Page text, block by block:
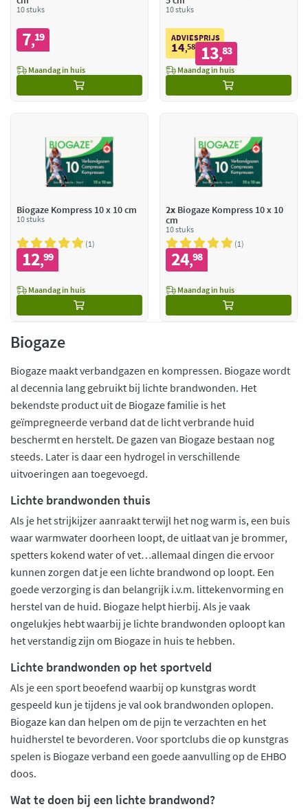
10 stuks
7,19
Maandag in huis
10 stuks
ADVIESPRIJS
14,58 13,83
Maandag in huis
Biogaze Kompress 10 x 10 cm
10 stuks
1
12,99
Maandag in huis
2xBiogaze Kompress 10 x 10
cm
10 stuks
1
24,98
Maandag in huis
Biogaze
Biogaze maakt verbandgazen en kompressen. Biogaze wordt
al decennia lang gebruikt bij lichte brandwonden. Het
bekendste product uit de Biogaze familie is het
geïmpregneerde verband dat de licht verbrande huid
beschermt en herstelt. De gazen van Biogaze bestaan nog
steeds. Later is daar een hydrogel in verschillende
uitvoeringen aan toegevoegd.
Lichte brandwonden thuis
Als je het strijkijzer aanraakt terwijl het nog warm is, een buis
waar warmwater doorheen loopt, de uitlaat van je brommer,
spetters kokend water of vet…allemaal dingen die ervoor
kunnen zorgen dat je een lichte brandwond op loopt. Een
goede verzorging is dan belangrijk i.v.m. littekenvorming en
herstel van de huid. Biogaze helpt hierbij. Als je vaak
ongelukjes hebt waarbij je lichte brandwonden oploopt kan
het verstandig zijn om Biogaze in huis te hebben.
Lichte brandwonden op het sportveld
Als je een sport beoefend waarbij op kunstgras wordt
gespeeld kun je tijdens je val ook brandwonden oplopen.
Biogaze kan dan helpen om de pijn te verzachten en het
huidherstel te bevorderen. Voor sportclubs die op kunstgras
spelen is Biogaze verband een goede aanvulling op de EHBO
doos.
Wat te doen bij een lichte brandwond?